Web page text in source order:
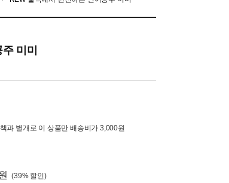
미미
과 별개로 이 상품만 배송비가 3,000원
(39% 할인)